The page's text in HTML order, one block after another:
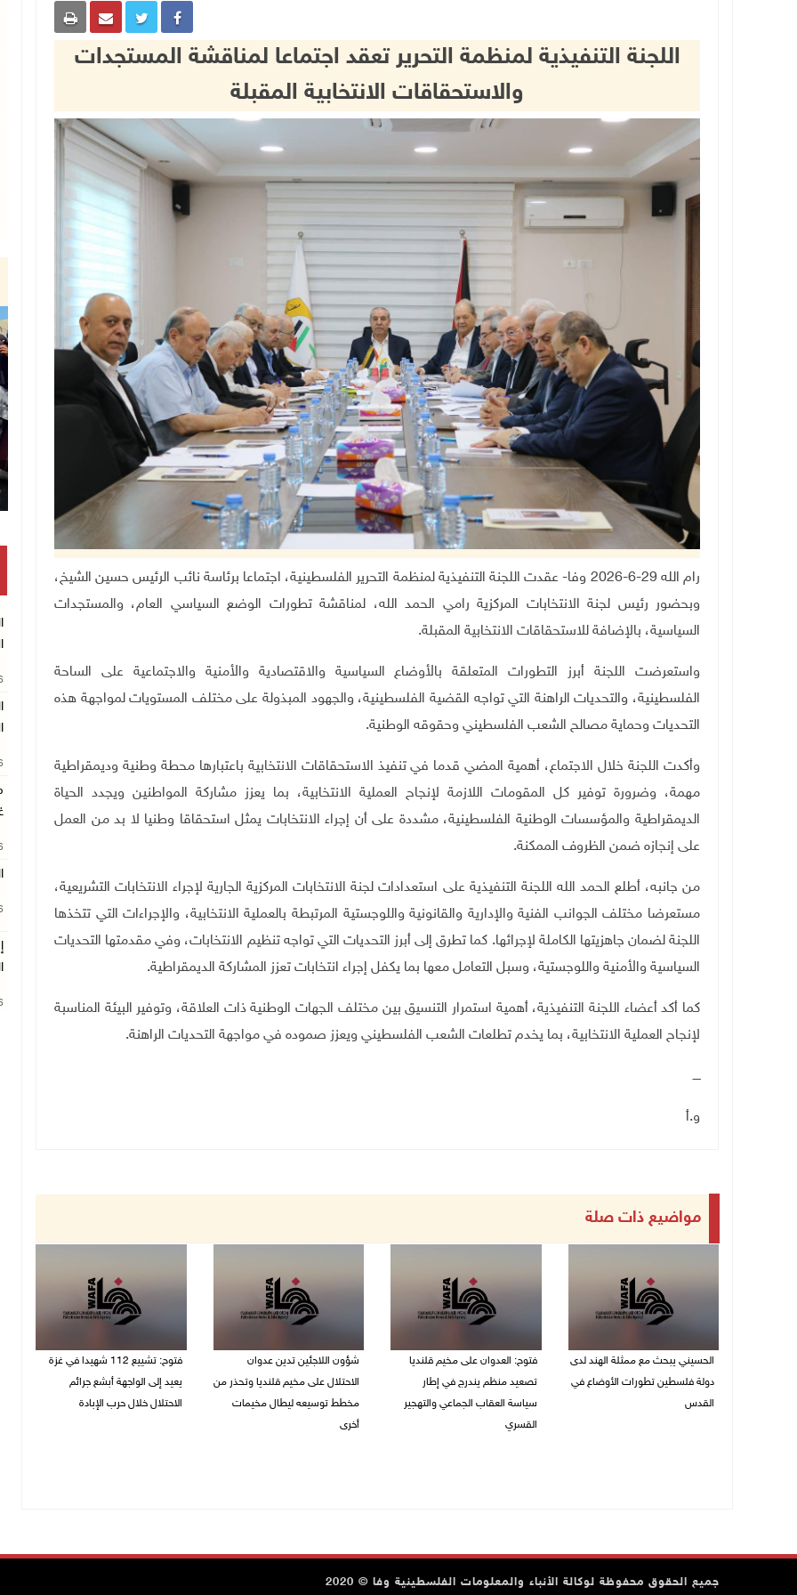
اللجنة التنفيذية لمنظمة التحرير تعقد اجتماعا لمناقشة المستجدات
والاستحقاقات الانتخابية المقبلة
رام الله 29-6-2026 وفا- عقدت اللجنة التنفيذية لمنظمة التحرير الفلسطينية، اجتماعا برئاسة نائب الرئيس حسين الشيخ،
وبحضور رئيس لجنة الانتخابات المركزية رامي الحمد الله، لمناقشة تطورات الوضع السياسي العام، والمستجدات
السياسية، بالإضافة للاستحقاقات الانتخابية المقبلة.
واستعرضت اللجنة أبرز التطورات المتعلقة بالأوضاع السياسية والاقتصادية والأمنية والاجتماعية على الساحة
الفلسطينية، والتحديات الراهنة التي تواجه القضية الفلسطينية، والجهود المبذولة على مختلف المستويات لمواجهة هذه
التحديات وحماية مصالح الشعب الفلسطيني وحقوقه الوطنية.
وأكدت اللجنة خلال الاجتماع، أهمية المضي قدما في تنفيذ الاستحقاقات الانتخابية باعتبارها محطة وطنية وديمقراطية
مهمة، وضرورة توفير كل المقومات اللازمة لإنجاح العملية الانتخابية، بما يعزز مشاركة المواطنين ويجدد الحياة
الديمقراطية والمؤسسات الوطنية الفلسطينية، مشددة على أن إجراء الانتخابات يمثل استحقاقا وطنيا لا بد من العمل
على إنجازه ضمن الظروف الممكنة.
من جانبه، أطلع الحمد الله اللجنة التنفيذية على استعدادات لجنة الانتخابات المركزية الجارية لإجراء الانتخابات التشريعية،
مستعرضا مختلف الجوانب الفنية والإدارية والقانونية واللوجستية المرتبطة بالعملية الانتخابية، والإجراءات التي تتخذها
اللجنة لضمان جاهزيتها الكاملة لإجرائها. كما تطرق إلى أبرز التحديات التي تواجه تنظيم الانتخابات، وفي مقدمتها التحديات
السياسية والأمنية واللوجستية، وسبل التعامل معها بما يكفل إجراء انتخابات تعزز المشاركة الديمقراطية.
كما أكد أعضاء اللجنة التنفيذية، أهمية استمرار التنسيق بين مختلف الجهات الوطنية ذات العلاقة، وتوفير البيئة المناسبة
لإنجاح العملية الانتخابية، بما يخدم تطلعات الشعب الفلسطيني ويعزز صموده في مواجهة التحديات الراهنة.
ــــ
و.أ
مواضيع ذات صلة
الحسيني يبحث مع ممثلة الهند لدى
دولة فلسطين تطورات الأوضاع في
القدس
فتوح: العدوان على مخيم قلنديا
تصعيد منظم يندرج في إطار
سياسة العقاب الجماعي والتهجير
القسري
شؤون اللاجئين تدين عدوان
الاحتلال على مخيم قلنديا وتحذر من
مخطط توسيعه ليطال مخيمات
أخرى
فتوح: تشييع 112 شهيدا في غزة
يعيد إلى الواجهة أبشع جرائم
الاحتلال خلال حرب الإبادة
تكريم متفوقين بالثانوية العامة في خان يونس
جميع الحقوق محفوظة لوكالة الأنباء والمعلومات الفلسطينية وفا © 2020